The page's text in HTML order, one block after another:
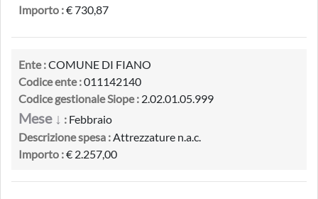
Importo :€ 730,87
Ente :COMUNE DI FIANO
Codice ente :011142140
Codice gestionale Siope : 2.02.01.05.999
Mese ↓ : Febbraio
Descrizione spesa :Attrezzature n.a.c.
Importo :€ 2.257,00